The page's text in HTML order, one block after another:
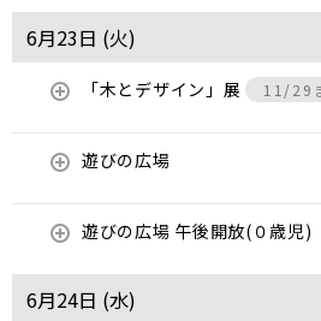
6月23日 (火)
「木とデザイン」展 11/29
遊びの広場
遊びの広場 午後開放(０歳児)
6月24日 (水)